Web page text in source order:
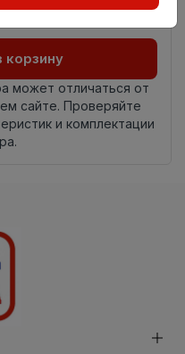
корзину
может отличаться от
сайте. Проверяйте
и комплектации